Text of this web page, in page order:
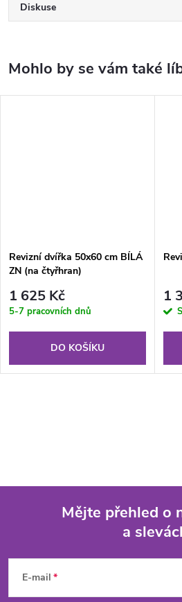
Diskuse
Revizní dvířka 50x60 cm BÍLÁ
ZN (na čtyřhran)
1 625 Kč
5-7 pracovních dnů
DO KOŠÍKU
1
Mějte přehled o
a
E-mail